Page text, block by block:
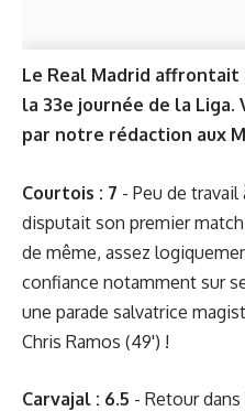
Le Real Madrid affrontait
la 33e journée de la
par notre rédaction aux
Courtois : 7 - Peu de
disputait son premier
de même, assez
confiance notamment sur
une parade salvatrice
Chris Ramos (49') !
Carvajal : 6.5 - Retour dans